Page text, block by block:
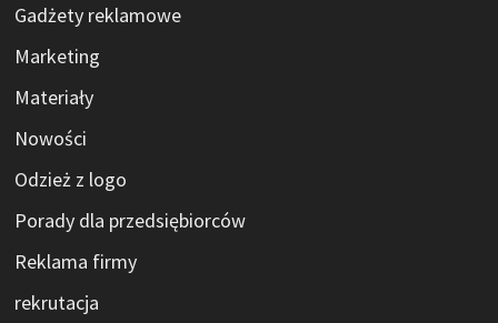
Gadżety reklamowe
Marketing
Materiały
Nowości
Odzież z logo
Porady dla przedsiębiorców
Reklama firmy
rekrutacja